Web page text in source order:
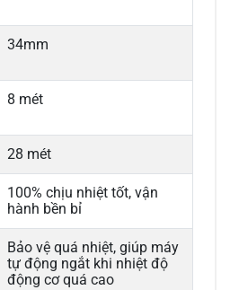
34mm
8 mét
28 mét
100% chịu nhiệt tốt, vận
hành bền bỉ
Bảo vệ quá nhiệt, giúp máy
tự động ngắt khi nhiệt độ
động cơ quá cao